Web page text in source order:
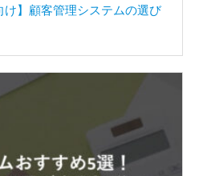
け】顧客管理システムの選び